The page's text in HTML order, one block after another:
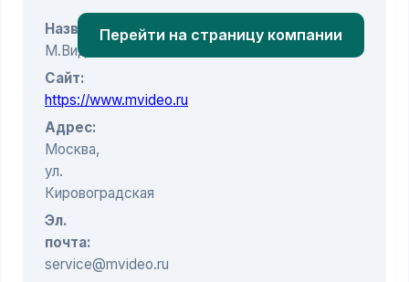
Название:
М.Видео
Сайт:
https://www.mvideo.ru
Адрес:
Москва,
ул.
Кировоградская
Эл.
почта:
service@mvideo.ru
Перейти на страницу компании